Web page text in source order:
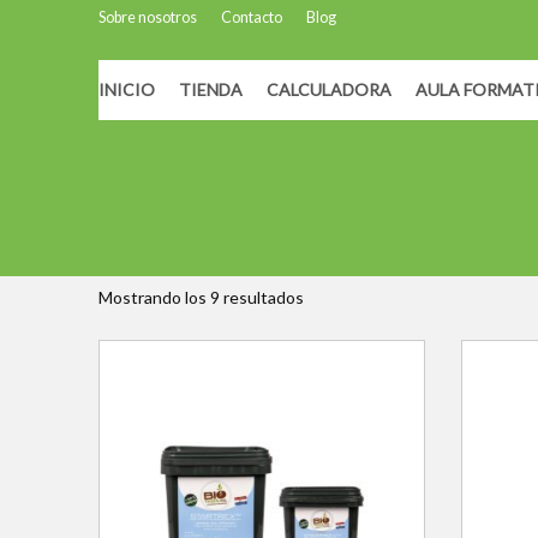
Sobre nosotros Contacto Blog
INICIO TIENDA CALCULADORA AULA
Mostrando los 9 resultados